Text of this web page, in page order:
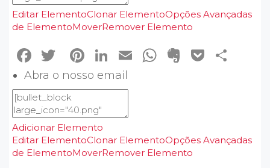
Editar ElementoClonar ElementoOpções Avançadas
de ElementoMoverRemover Elemento
Facebook
Twitter
Pinterest
LinkedIn
EmailWhatsApp
Evernote
Abra o nosso email
Adicionar Elemento
Editar ElementoClonar ElementoOpções Avançadas
de ElementoMoverRemover Elemento